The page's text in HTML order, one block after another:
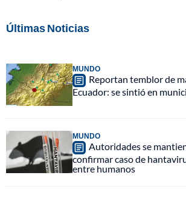
Últimas Noticias
MUNDO
Reportan temblor de
Ecuador: se sintió en
MUNDO
Autoridades se
confirmar caso de
entre humanos